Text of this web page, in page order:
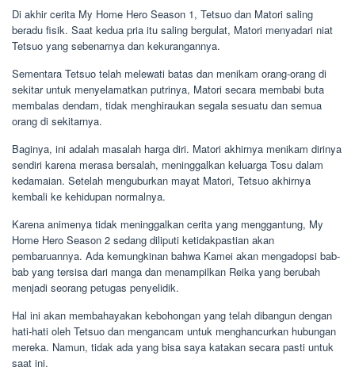
Di akhir cerita My Home Hero Season 1, Tetsuo dan Matori saling
beradu fisik. Saat kedua pria itu saling bergulat, Matori menyadari niat
Tetsuo yang sebenarnya dan kekurangannya.
Sementara Tetsuo telah melewati batas dan menikam orang-orang di
sekitar untuk menyelamatkan putrinya, Matori secara membabi buta
membalas dendam, tidak menghiraukan segala sesuatu dan semua
orang di sekitarnya.
Baginya, ini adalah masalah harga diri. Matori akhirnya menikam dirinya
sendiri karena merasa bersalah, meninggalkan keluarga Tosu dalam
kedamaian. Setelah menguburkan mayat Matori, Tetsuo akhirnya
kembali ke kehidupan normalnya.
Karena animenya tidak meninggalkan cerita yang menggantung, My
Home Hero Season 2 sedang diliputi ketidakpastian akan
pembaruannya. Ada kemungkinan bahwa Kamei akan mengadopsi bab-
bab yang tersisa dari manga dan menampilkan Reika yang berubah
menjadi seorang petugas penyelidik.
Hal ini akan membahayakan kebohongan yang telah dibangun dengan
hati-hati oleh Tetsuo dan mengancam untuk menghancurkan hubungan
mereka. Namun, tidak ada yang bisa saya katakan secara pasti untuk
saat ini.